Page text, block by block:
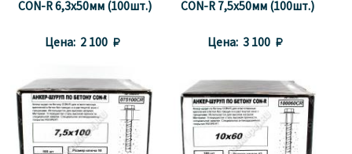
CON-R 6,3х50мм (100шт.)
Цена: 2 100 
CON-R 7,5х50мм (100шт.)
Цена: 3 100 